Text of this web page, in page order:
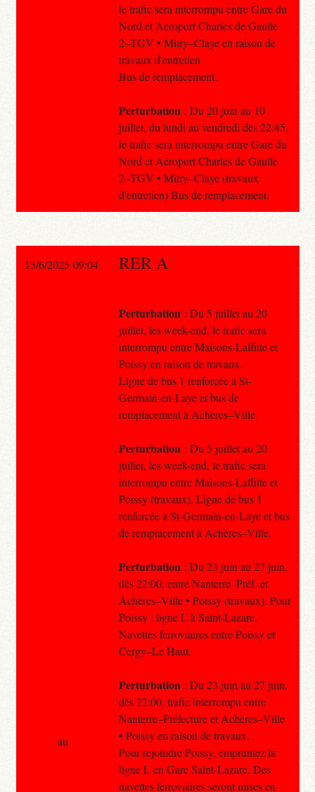
le trafic sera interrompu entre Gare du
Nord et Aéroport Charles de Gaulle
2–TGV • Mitry–Claye en raison de
travaux d'entretien
Bus de remplacement.
Perturbation : Du 20 juin au 10
juillet, du lundi au vendredi dès 22:45,
le trafic sera interrompu entre Gare du
Nord et Aéroport Charles de Gaulle
2–TGV • Mitry–Claye (travaux
d'entretien) Bus de remplacement.
15/6/2025 09:04 RER A
Perturbation : Du 5 juillet au 20
juillet, les week-end, le trafic sera
interrompu entre Maisons-Laffitte et
Poissy en raison de travaux.
Ligne de bus 1 renforcée à St-
Germain-en-Laye et bus de
remplacement à Achères–Ville.
Perturbation : Du 5 juillet au 20
juillet, les week-end, le trafic sera
interrompu entre Maisons-Laffitte et
Poissy (travaux). Ligne de bus 1
renforcée à St-Germain-en-Laye et bus
de remplacement à Achères–Ville.
Perturbation : Du 23 juin au 27 juin,
dès 22:00, entre Nanterre–Préf. et
Achères–Ville • Poissy (travaux). Pour
Poissy : ligne L à Saint-Lazare.
Navettes ferroviaires entre Poissy et
Cergy–Le Haut.
Perturbation : Du 23 juin au 27 juin,
dès 22:00, trafic interrompu entre
Nanterre–Préfecture et Achères–Ville
• Poissy en raison de travaux.
Pour rejoindre Poissy, empruntez la
ligne L en Gare Saint-Lazare. Des
navettes ferroviaires seront mises en
au